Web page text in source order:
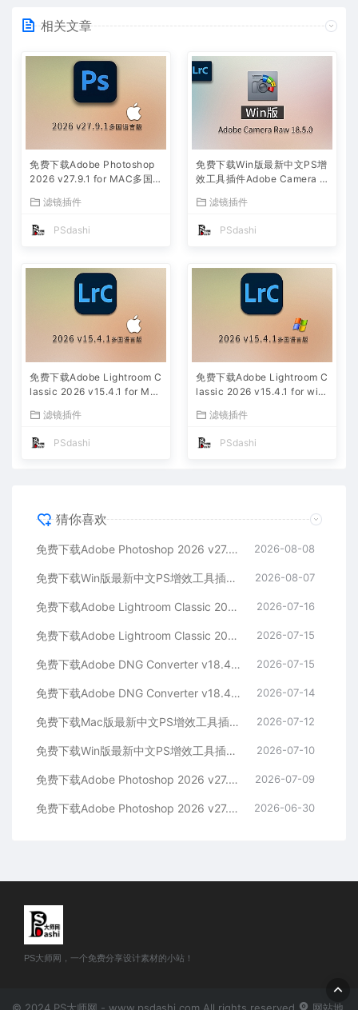
相关文章
免费下载Adobe Photoshop
2026 v27.9.1 for MAC多国
激活一键安装包Ai智能修图设
计师平面设计工具
滤镜插件
PSdashi
免费下载Win版最新中文PS增
效工具插件Adobe Camera R
后期一键安装包预设Lrc照片
文件文档格式打开处理编辑
滤镜插件
PSdashi
免费下载Adobe Lightroom C
lassic 2026 v15.4.1 for Mac
安装包摄影后期照片图片编辑
滤镜插件
PSdashi
免费下载Adobe Lightroom C
lassic 2026 v15.4.1 for win
安装包摄影后期照片图片编辑
滤镜插件
PSdashi
猜你喜欢
免费下载Adobe Photoshop 2026 v27.9.1 for MAC多国语言版正式中文最新PS软件激活一键安装包Ai智能修图设计师平面设计工具 2026-08-08
免费下载Win版最新中文PS增效工具插件Adobe Camera Raw 2026 ACR v18.5.0 摄影后期一键安装包预设Lrc照片文件文档格式打开处理编辑 2026-08-07
免费下载Adobe Lightroom Classic 2026 v15.4.1 for Mac多国语言版中文LrC软件激活安装包摄影后期照片图片编辑工具 2026-07-16
免费下载Adobe Lightroom Classic 2026 v15.4.1 for win多国语言版中文LrC软件激活安装包摄影后期照片图片编辑工具 2026-07-15
免费下载Adobe DNG Converter v18.4.1 for Mac多国语言中文版安装包图片RAW相机照片格式转换器Lrc数字负片PS插件软件工具 2026-07-15
免费下载Adobe DNG Converter v18.4.1 for Win多国语言中文版安装包图片RAW相机照片格式转换器Lrc数字负片PS插件软件工具 2026-07-14
免费下载Mac版最新中文PS增效工具插件Adobe Camera Raw 2026 ACR v18.4.1 摄影后期一键安装包预设Lrc照片文件文档格式打开处理编辑 2026-07-12
免费下载Win版最新中文PS增效工具插件Adobe Camera Raw 2026 ACR v18.4.1 摄影后期一键安装包预设Lrc照片文件文档格式打开处理编辑 2026-07-10
免费下载Adobe Photoshop 2026 v27.8.0.13 for MAC多国语言版正式中文最新PS软件激活一键安装包Ai智能修图设计师平面设计工具 2026-07-09
免费下载Adobe Photoshop 2026 v27.8.0.13 for win多国语言版正式中文最新PS软件激活一键安装包Ai智能修图设计师平面设计工具 2026-06-30
PS大师网，一个免费分享设计素材的小站！